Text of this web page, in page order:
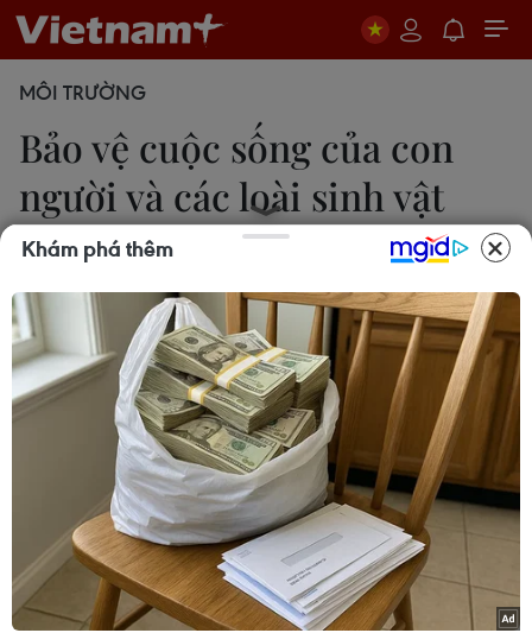
MÔI TRƯỜNG
Bảo vệ cuộc sống của con
người và các loài sinh vật
khác
Hoàng Vân
22/05/2024 03:34
Năm 2024, Ngày Quốc tế đa dạng sinh học (22/5)
được Liên hợp quốc phát động với chủ đề “Be part
of the Plan”-“Hãy là một phần của Kế hoạch đa
dạng sinh học.”
Khám phá thêm